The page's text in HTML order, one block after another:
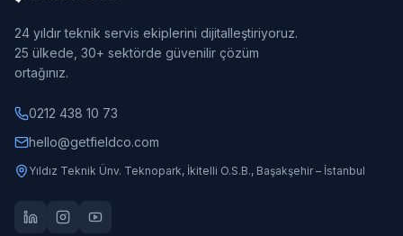
24 yıldır teknik servis ekiplerini dijitalleştiriyoruz.
25 ülkede, 30+ sektörde güvenilir çözüm
ortağınız.
0212 438 10 73
hello@getfieldco.com
Yıldız Teknik Ünv. Teknopark, İkitelli O.S.B., Başakşehir – İstanbul